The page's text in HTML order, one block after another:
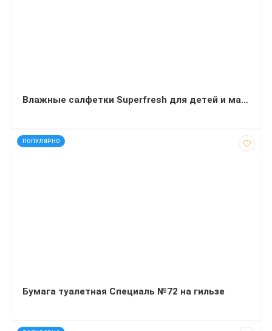
Влажные салфетки Superfresh для детей и мам с клапаном 120 штук
ПОПУЛЯРНО
код: 50188
Бумага туалетная Специаль №72 на гильзе